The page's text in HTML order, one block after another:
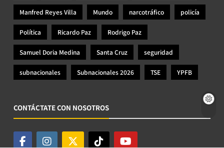
Manfred Reyes Villa Mundo narcotráfico policía
Política Ricardo Paz Rodrigo Paz
Samuel Doria Medina Santa Cruz seguridad
subnacionales Subnacionales 2026 TSE YPFB
CONTÁCTATE CON NOSOTROS